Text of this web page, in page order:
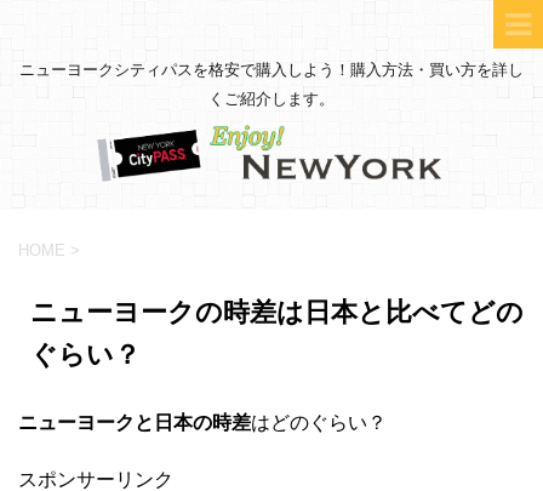
ニューヨークシティパスを格安で購入しよう！購入方法・買い方を詳し
くご紹介します。
HOME >
ニューヨークの時差は日本と比べてどの
ぐらい？
ニューヨークと日本の時差はどのぐらい？
スポンサーリンク